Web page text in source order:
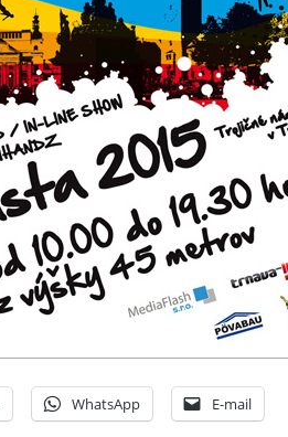
WhatsApp E-mail